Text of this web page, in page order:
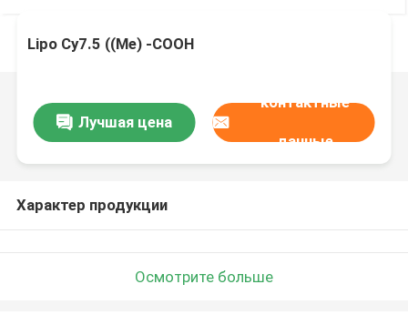
Lipo Cy7.5 ((Me) -COOH
Лучшая цена
контактные
данные
Характер продукции
Осмотрите больше